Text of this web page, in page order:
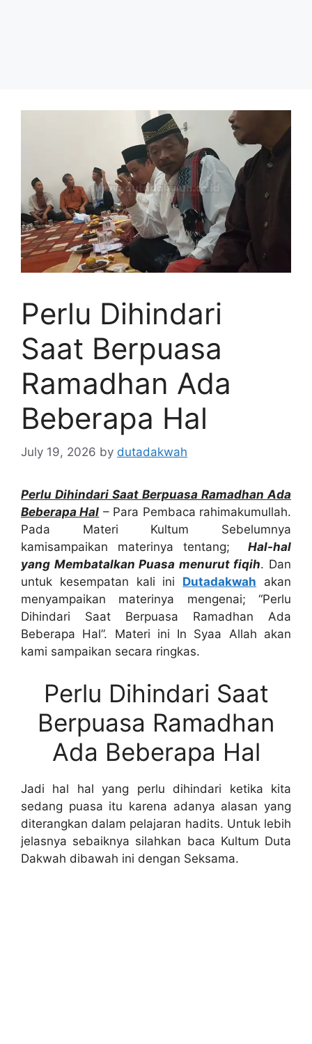
Perlu Dihindari
Saat Berpuasa
Ramadhan Ada
Beberapa Hal
July 19, 2026 by dutadakwah
Perlu Dihindari Saat Berpuasa Ramadhan Ada
Beberapa Hal – Para Pembaca rahimakumullah.
Pada Materi Kultum Sebelumnya
kamisampaikan materinya tentang;
Hal-hal
yang Membatalkan Puasa menurut fiqih. Dan
untuk kesempatan kali ini Dutadakwah akan
menyampaikan materinya mengenai; “Perlu
Dihindari Saat Berpuasa Ramadhan Ada
Beberapa Hal”. Materi ini In Syaa Allah akan
kami sampaikan secara ringkas.
Perlu Dihindari Saat
Berpuasa Ramadhan
Ada Beberapa Hal
Jadi hal hal yang perlu dihindari ketika kita
sedang puasa itu karena adanya alasan yang
diterangkan dalam pelajaran hadits. Untuk lebih
jelasnya sebaiknya silahkan baca Kultum Duta
Dakwah dibawah ini dengan Seksama.